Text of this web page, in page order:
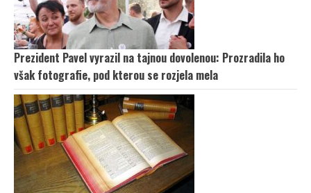
Prezident Pavel vyrazil na tajnou dovolenou: Prozradila ho
však fotografie, pod kterou se rozjela mela